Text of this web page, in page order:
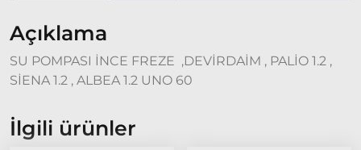
Ducato
2015
Model
Tipo &
Açıklama
SU POMPASI İNCE FREZE ,DEVİRDAİM , PALİO 1.2 ,
SİENA 1.2 , ALBEA 1.2 UNO 60
İlgili ürünler